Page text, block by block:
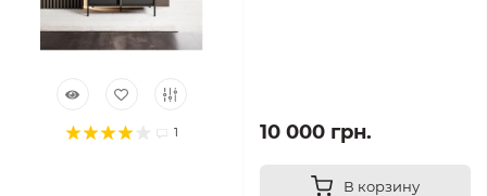
1 10 000 грн.
В корзину